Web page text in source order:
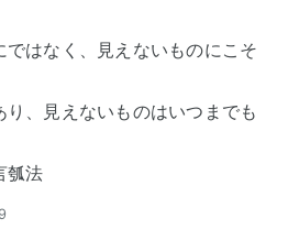
はなく、見えないものにこそ
り、見えないものはいつまでも
瓠法